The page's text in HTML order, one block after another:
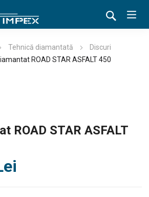
Tehnică diamantată
Discuri
ROAD STAR ASFALT 450
ROAD STAR ASFALT